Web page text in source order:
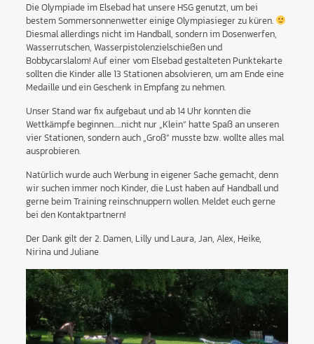
Die Olympiade im Elsebad hat unsere HSG genutzt, um bei
bestem Sommersonnenwetter einige Olympiasieger zu küren.
Diesmal allerdings nicht im Handball, sondern im Dosenwerfen,
Wasserrutschen, Wasserpistolenzielschießen und
Bobbycarslalom! Auf einer vom Elsebad gestalteten Punktekarte
sollten die Kinder alle 13 Stationen absolvieren, um am Ende eine
Medaille und ein Geschenk in Empfang zu nehmen.
Unser Stand war fix aufgebaut und ab 14 Uhr konnten die
Wettkämpfe beginnen…..nicht nur „Klein“ hatte Spaß an unseren
vier Stationen, sondern auch „Groß“ musste bzw. wollte alles mal
ausprobieren.
Natürlich wurde auch Werbung in eigener Sache gemacht, denn
wir suchen immer noch Kinder, die Lust haben auf Handball und
gerne beim Training reinschnuppern wollen. Meldet euch gerne
bei den Kontaktpartnern!
Der Dank gilt der 2. Damen, Lilly und Laura, Jan, Alex, Heike,
Nirina und Juliane